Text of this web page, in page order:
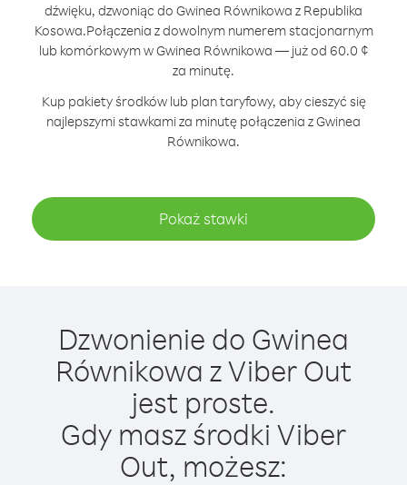
dźwięku, dzwoniąc do Gwinea Równikowa z Republika
Kosowa.Połączenia z dowolnym numerem stacjonarnym
lub komórkowym w Gwinea Równikowa — już od 60.0 ¢
za minutę.
Kup pakiety środków lub plan taryfowy, aby cieszyć się
najlepszymi stawkami za minutę połączenia z Gwinea
Równikowa.
Pokaż stawki
Dzwonienie do Gwinea
Równikowa z Viber Out
jest proste.
Gdy masz środki Viber
Out, możesz: